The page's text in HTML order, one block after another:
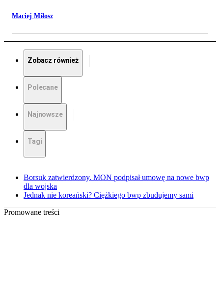
Maciej Miłosz
Zobacz również
Polecane
Najnowsze
Tagi
Borsuk zatwierdzony. MON podpisał umowę na nowe bwp
dla wojska
Jednak nie koreański? Ciężkiego bwp zbudujemy sami
Promowane treści